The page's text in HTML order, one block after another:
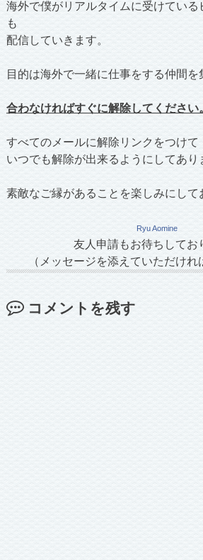
海外で僕がリアルタイムに受けてい
も
配信していきます。
目的は海外で一緒に仕事をする仲間を
合わなければすぐに解除してください。
すべてのメールに解除リンクをつけて
いつでも解除が出来るようにしてあり
素敵なご縁があることを楽しみにして
Ryu Aomine
友人申請もお待ちしてお
（メッセージを添えていただけれ
コメントを残す